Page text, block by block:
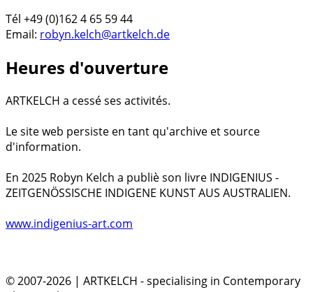
Tél +49 (0)162 4 65 59 44
Email: robyn.kelch@artkelch.de
Heures d'ouverture
ARTKELCH a cessé ses activités.
Le site web persiste en tant qu'archive et source
d'information.
En 2025 Robyn Kelch a publiè son livre INDIGENIUS -
ZEITGENÖSSISCHE INDIGENE KUNST AUS AUSTRALIEN.
www.indigenius-art.com
© 2007-2026 | ARTKELCH - specialising in Contemporary